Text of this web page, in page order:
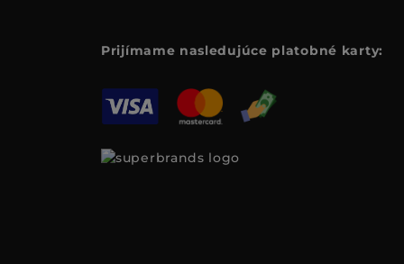
Prijímame nasledujúce platobné karty: